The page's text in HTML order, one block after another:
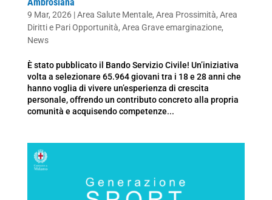
9 Mar, 2026|Area Salute Mentale, Area Prossimità, Area
Diritti e Pari Opportunità, Area Grave emarginazione,
News
È stato pubblicato il Bando Servizio Civile! Un’iniziativa
volta a selezionare 65.964 giovani tra i 18 e 28 anni che
hanno voglia di vivere un’esperienza di crescita
personale, offrendo un contributo concreto alla propria
comunità e acquisendo competenze...